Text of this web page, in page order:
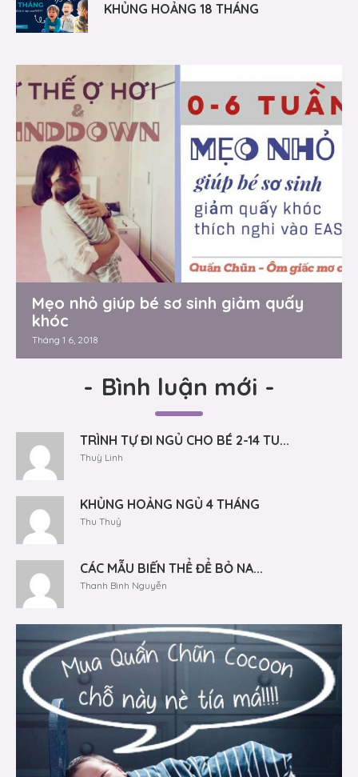
KHỦNG HOẢNG 18 THÁNG
Mẹo nhỏ giúp bé sơ sinh giảm quấy
khóc
Tháng 1 6, 2018
- Bình luận mới -
TRÌNH TỰ ĐI NGỦ CHO BÉ 2-14 TU...
Thuỳ Linh
KHỦNG HOẢNG NGỦ 4 THÁNG
Thu Thuỷ
CÁC MẪU BIẾN THỂ ĐỂ BỎ NA...
Thanh Bình Nguyễn